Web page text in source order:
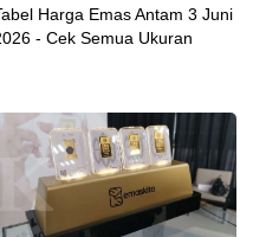
Harga Emas Antam 3 Juni
- Cek Semua Ukuran